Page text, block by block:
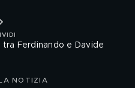
Ferdinando e Davide
NOTIZIA